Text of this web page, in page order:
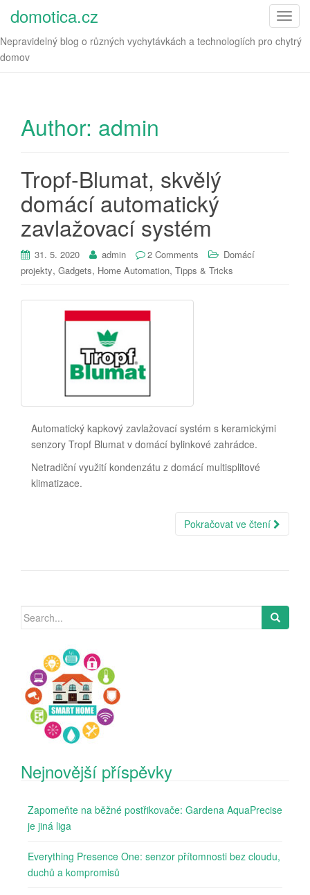
T
g
domotica.cz
Nepravidelný blog o různých vychytávkách a technologiích pro chytrý
domov
Author: admin
Tropf-Blumat, skvělý
domácí automatický
zavlažovací systém
31. 5. 2020 admin 2 Comments
Domácí
projekty, Gadgets, Home Automation, Tipps & Tricks
Automatický kapkový zavlažovací systém s keramickými
senzory Tropf Blumat v domácí bylinkové zahrádce.
Netradiční využití kondenzátu z domácí multisplitové
klimatizace.
Pokračovat ve čtení
Search
Nejnovější příspěvky
Zapomeňte na běžné postřikovače: Gardena AquaPrecise
je jiná liga
Everything Presence One: senzor přítomnosti bez cloudu,
duchů a kompromisů